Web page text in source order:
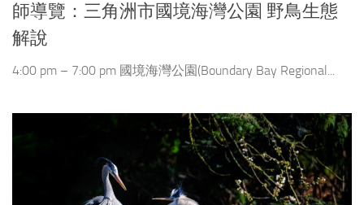
師導覽：三角洲市國境海灣公園 野鳥生態
解說
4:00 pm – 7:00 pm 國境海灣公園(Boundary Bay Regional...